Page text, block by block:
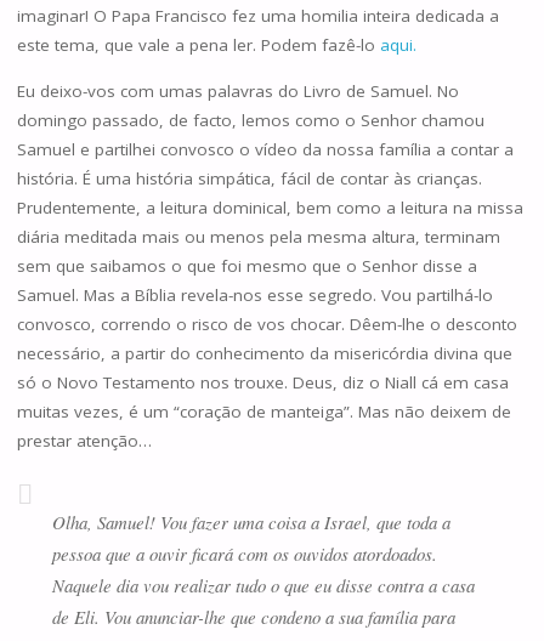
imaginar! O Papa Francisco fez uma homilia inteira dedicada a
este tema, que vale a pena ler. Podem fazê-lo aqui.
Eu deixo-vos com umas palavras do Livro de Samuel. No
domingo passado, de facto, lemos como o Senhor chamou
Samuel e partilhei convosco o vídeo da nossa família a contar a
história. É uma história simpática, fácil de contar às crianças.
Prudentemente, a leitura dominical, bem como a leitura na missa
diária meditada mais ou menos pela mesma altura, terminam
sem que saibamos o que foi mesmo que o Senhor disse a
Samuel. Mas a Bíblia revela-nos esse segredo. Vou partilhá-lo
convosco, correndo o risco de vos chocar. Dêem-lhe o desconto
necessário, a partir do conhecimento da misericórdia divina que
só o Novo Testamento nos trouxe. Deus, diz o Niall cá em casa
muitas vezes, é um “coração de manteiga”. Mas não deixem de
prestar atenção…
Olha, Samuel! Vou fazer uma coisa a Israel, que toda a
pessoa que a ouvir ficará com os ouvidos atordoados.
Naquele dia vou realizar tudo o que eu disse contra a casa
de Eli. Vou anunciar-lhe que condeno a sua família para